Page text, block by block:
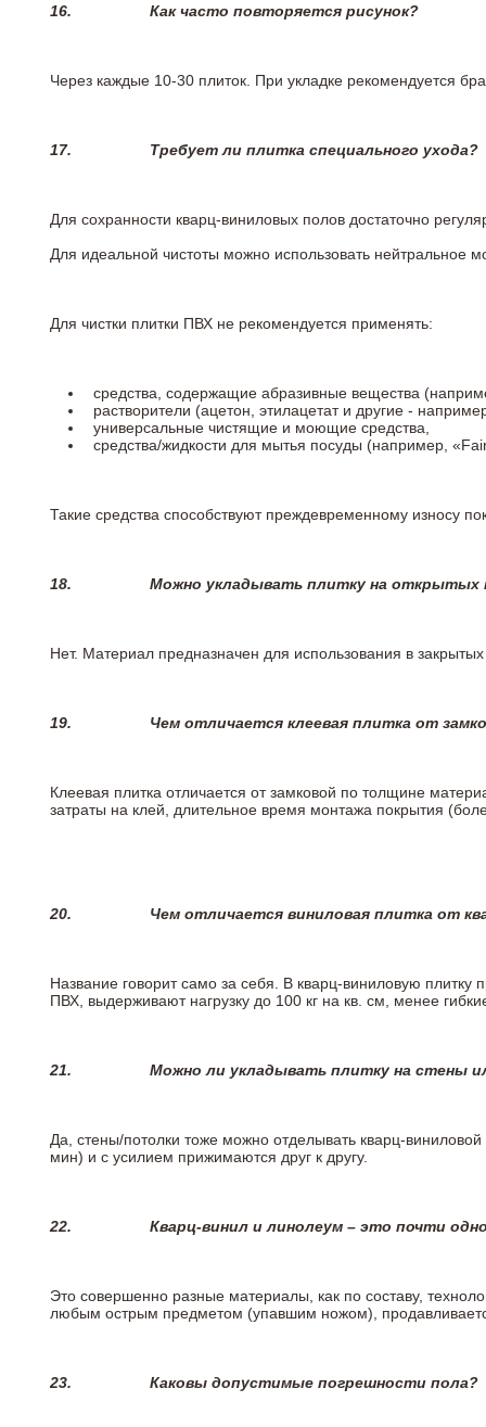
16. Как часто повторяется рисунок?
Через каждые 10-30 плиток. При укладке рекомендуется
17. Требует ли плитка специального ухода?
Для сохранности кварц-виниловых полов достаточно
Для идеальной чистоты можно использовать
Для чистки плитки ПВХ не рекомендуется применять:
средства, содержащие абразивные вещества
растворители (ацетон, этилацетат и другие -
универсальные чистящие и моющие средства,
средства/жидкости для мытья посуды (например,
Такие средства способствуют преждевременному износу
18. Можно укладывать плитку на открытых
Нет. Материал предназначен для использования в
19. Чем отличается клеевая плитка от
Клеевая плитка отличается от замковой по толщине
затраты на клей, длительное время монтажа покрытия
20. Чем отличается виниловая плитка от
Название говорит само за себя. В кварц-виниловую
ПВХ, выдерживают нагрузку до 100 кг на кв. см, менее
21. Можно ли укладывать плитку на стены
Да, стены/потолки тоже можно отделывать кварц-
мин) и с усилием прижимаются друг к другу.
22. Кварц-винил и линолеум – это почти
Это совершенно разные материалы, как по составу,
любым острым предметом (упавшим ножом),
23. Каковы допустимые погрешности пола?